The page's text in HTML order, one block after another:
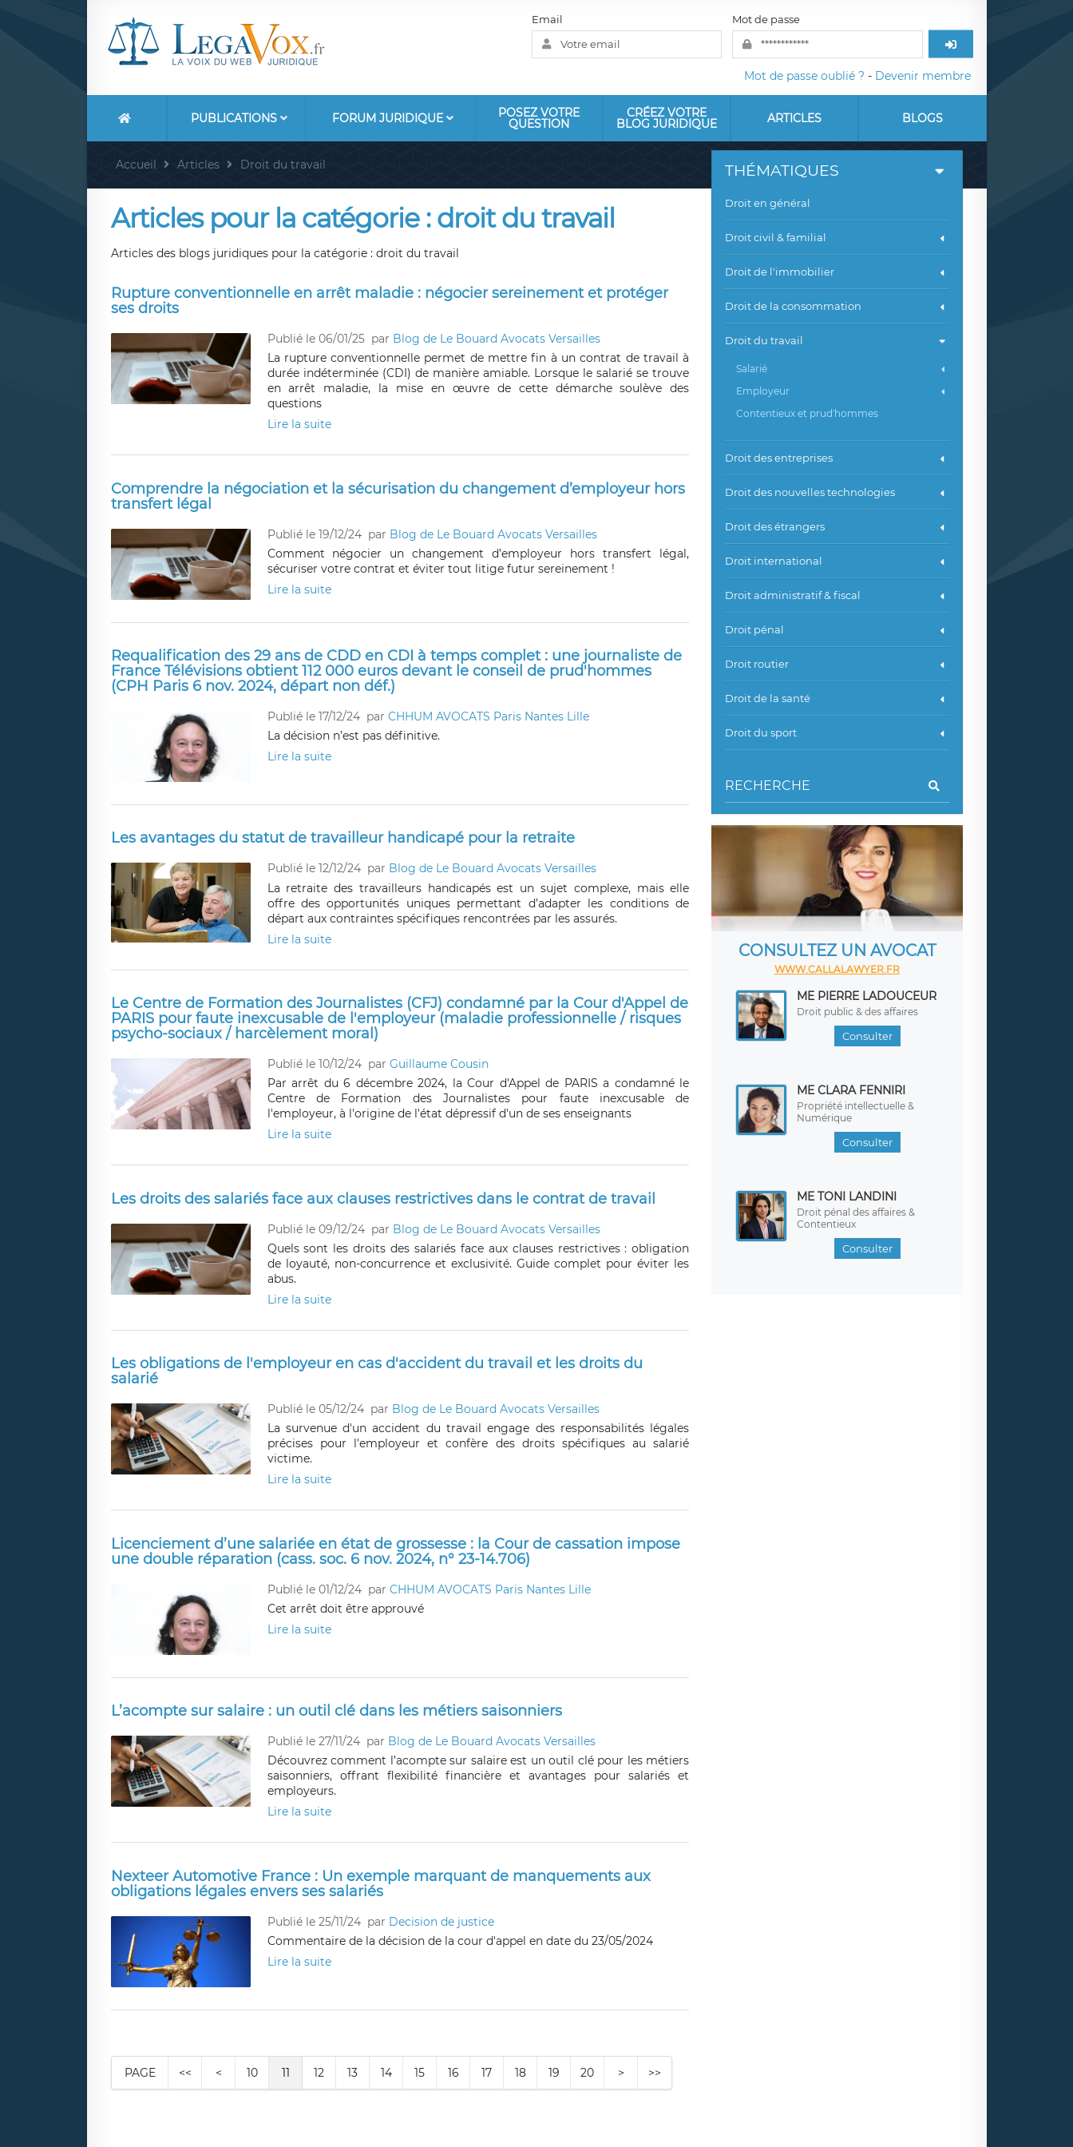
Email Mot de passe
Mot de passe oublié ? - Devenir membre
PUBLICATIONS FORUM JURIDIQUE POSEZ VOTRE
QUESTION
CRÉEZ VOTRE
BLOG JURIDIQUE ARTICLES BLOGS
Accueil Articles Droit du travail
Articles pour la catégorie : droit du travail
Articles des blogs juridiques pour la catégorie : droit du travail
Rupture conventionnelle en arrêt maladie : négocier sereinement et protéger
ses droits
Publié le 06/01/25 par Blog de Le Bouard Avocats Versailles
La rupture conventionnelle permet de mettre fin à un contrat de travail à
durée indéterminée (CDI) de manière amiable. Lorsque le salarié se trouve
en arrêt maladie, la mise en œuvre de cette démarche soulève des
questions
Lire la suite
Comprendre la négociation et la sécurisation du changement d’employeur hors
transfert légal
Publié le 19/12/24 par Blog de Le Bouard Avocats Versailles
Comment négocier un changement d’employeur hors transfert légal,
sécuriser votre contrat et éviter tout litige futur sereinement !
Lire la suite
Requalification des 29 ans de CDD en CDI à temps complet : une journaliste de
France Télévisions obtient 112 000 euros devant le conseil de prud'hommes
(CPH Paris 6 nov. 2024, départ non déf.)
Publié le 17/12/24 par CHHUM AVOCATS Paris Nantes Lille
La décision n’est pas définitive.
Lire la suite
Les avantages du statut de travailleur handicapé pour la retraite
Publié le 12/12/24 par Blog de Le Bouard Avocats Versailles
La retraite des travailleurs handicapés est un sujet complexe, mais elle
offre des opportunités uniques permettant d’adapter les conditions de
départ aux contraintes spécifiques rencontrées par les assurés.
Lire la suite
Le Centre de Formation des Journalistes (CFJ) condamné par la Cour d'Appel de
PARIS pour faute inexcusable de l'employeur (maladie professionnelle / risques
psycho-sociaux / harcèlement moral)
Publié le 10/12/24 par Guillaume Cousin
Par arrêt du 6 décembre 2024, la Cour d'Appel de PARIS a condamné le
Centre de Formation des Journalistes pour faute inexcusable de
l'employeur, à l'origine de l'état dépressif d'un de ses enseignants
Lire la suite
Les droits des salariés face aux clauses restrictives dans le contrat de travail
Publié le 09/12/24 par Blog de Le Bouard Avocats Versailles
Quels sont les droits des salariés face aux clauses restrictives : obligation
de loyauté, non-concurrence et exclusivité. Guide complet pour éviter les
abus.
Lire la suite
Les obligations de l'employeur en cas d'accident du travail et les droits du
salarié
Publié le 05/12/24 par Blog de Le Bouard Avocats Versailles
La survenue d'un accident du travail engage des responsabilités légales
précises pour l'employeur et confère des droits spécifiques au salarié
victime.
Lire la suite
Licenciement d’une salariée en état de grossesse : la Cour de cassation impose
une double réparation (cass. soc. 6 nov. 2024, n° 23-14.706)
Publié le 01/12/24 par CHHUM AVOCATS Paris Nantes Lille
Cet arrêt doit être approuvé
Lire la suite
L’acompte sur salaire : un outil clé dans les métiers saisonniers
Publié le 27/11/24 par Blog de Le Bouard Avocats Versailles
Découvrez comment l’acompte sur salaire est un outil clé pour les métiers
saisonniers, offrant flexibilité financière et avantages pour salariés et
employeurs.
Lire la suite
Nexteer Automotive France : Un exemple marquant de manquements aux
obligations légales envers ses salariés
Publié le 25/11/24 par Decision de justice
Commentaire de la décision de la cour d'appel en date du 23/05/2024
Lire la suite
PAGE << < 10 11 12 13 14 15 16 17 18 19 20 > >>
THÉMATIQUES
Droit en général
Droit civil & familial
Droit de l'immobilier
Droit de la consommation
Droit du travail
Salarié
Employeur
Contentieux et prud'hommes
Droit des entreprises
Droit des nouvelles technologies
Droit des étrangers
Droit international
Droit administratif & fiscal
Droit pénal
Droit routier
Droit de la santé
Droit du sport
CONSULTEZ UN AVOCAT
WWW.CALLALAWYER.FR
ME PIERRE LADOUCEUR
Droit public & des affaires
Consulter
ME CLARA FENNIRI
Propriété intellectuelle &
Numérique
Consulter
ME TONI LANDINI
Droit pénal des affaires &
Contentieux
Consulter